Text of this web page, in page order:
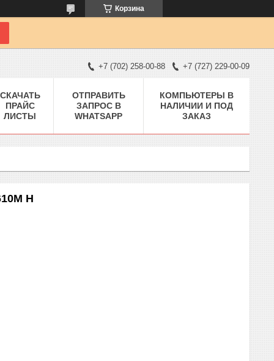
Корзина
+7 (702) 258-00-88 +7 (727) 229-00-09
СКАЧАТЬ
ПРАЙС
ЛИСТЫ
ОТПРАВИТЬ
ЗАПРОС В
WHATSAPP
КОМПЬЮТЕРЫ В
НАЛИЧИИ И ПОД
ЗАКАЗ
H